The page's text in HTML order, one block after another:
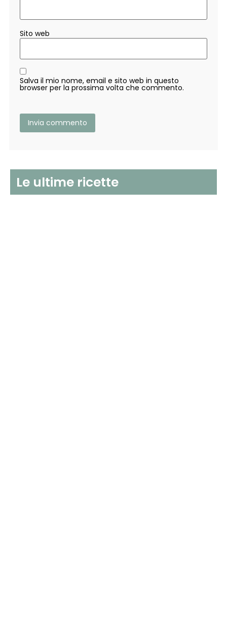
Sito web
Salva il mio nome, email e sito web in questo
browser per la prossima volta che commento.
Le ultime ricette